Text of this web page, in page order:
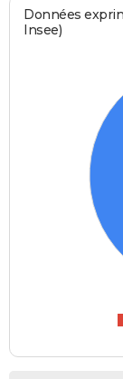
Données
Insee)